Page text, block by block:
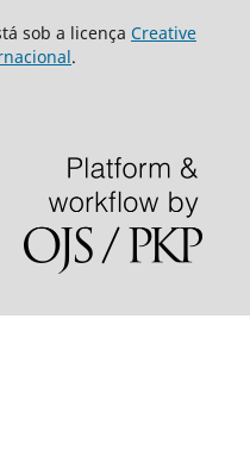
sob a licença Creative
.